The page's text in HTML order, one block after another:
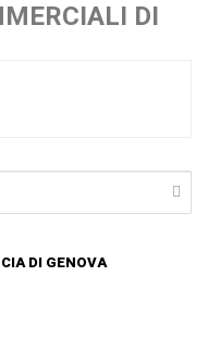
DI
DI GENOVA